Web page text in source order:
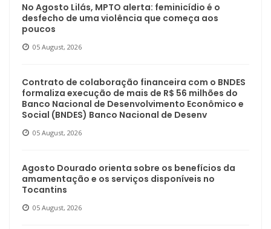
No Agosto Lilás, MPTO alerta: feminicídio é o
desfecho de uma violência que começa aos
poucos
05 August, 2026
Contrato de colaboração financeira com o BNDES
formaliza execução de mais de R$ 56 milhões do
Banco Nacional de Desenvolvimento Econômico e
Social (BNDES) Banco Nacional de Desenv
05 August, 2026
Agosto Dourado orienta sobre os benefícios da
amamentação e os serviços disponíveis no
Tocantins
05 August, 2026